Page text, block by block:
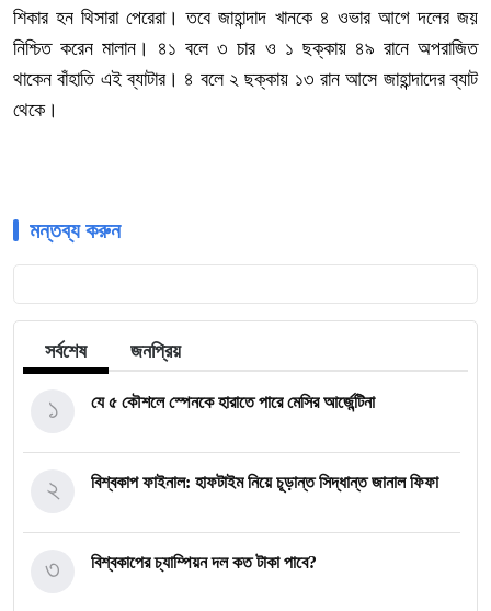
শিকার হন থিসারা পেরেরা। তবে জাহান্দাদ খানকে ৪ ওভার আগে দলের জয়
নিশ্চিত করেন মালান। ৪১ বলে ৩ চার ও ১ ছক্কায় ৪৯ রানে অপরাজিত
থাকেন বাঁহাতি এই ব্যাটার। ৪ বলে ২ ছক্কায় ১৩ রান আসে জাহান্দাদের ব্যাট
থেকে।
মন্তব্য করুন
সর্বশেষ জনপ্রিয়
যে ৫ কৌশলে স্পেনকে হারাতে পারে মেসির আর্জেন্টিনা
১
বিশ্বকাপ ফাইনাল: হাফটাইম নিয়ে চূড়ান্ত সিদ্ধান্ত জানাল ফিফা
২
বিশ্বকাপের চ্যাম্পিয়ন দল কত টাকা পাবে?
৩